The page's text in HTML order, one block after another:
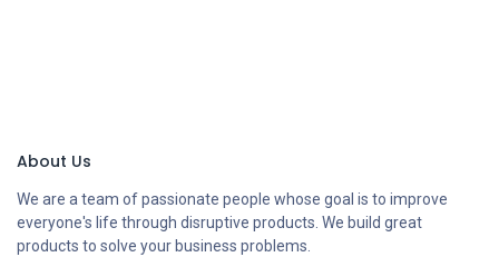
About Us
We are a team of passionate people whose goal is to improve
everyone's life through disruptive products. We build great
products to solve your business problems.